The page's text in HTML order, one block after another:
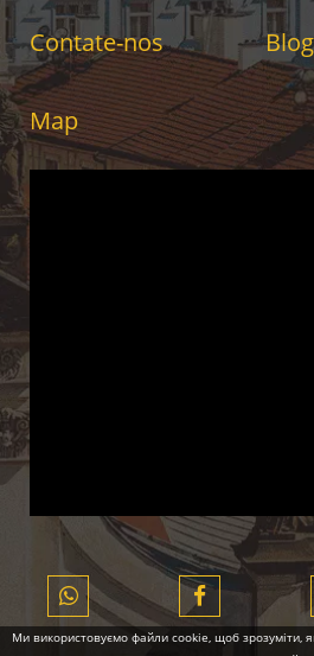
Contate-nos Blog
Map
Ми використовуємо файли cookie, щоб зрозуміти,